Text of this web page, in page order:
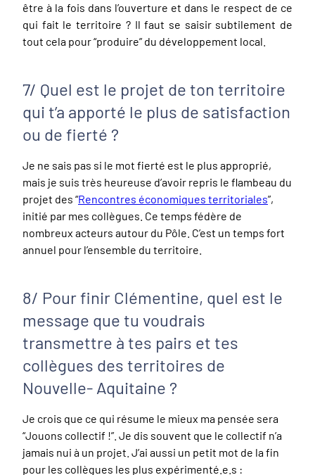
être à la fois dans l’ouverture et dans le respect de ce
qui fait le territoire ? Il faut se saisir subtilement de
tout cela pour “produire” du développement local.
7/ Quel est le projet de ton territoire
qui t’a apporté le plus de satisfaction
ou de fierté ?
Je ne sais pas si le mot fierté est le plus approprié,
mais je suis très heureuse d’avoir repris le flambeau du
projet des “Rencontres économiques territoriales”,
initié par mes collègues. Ce temps fédère de
nombreux acteurs autour du Pôle. C’est un temps fort
annuel pour l’ensemble du territoire.
8/ Pour finir Clémentine, quel est le
message que tu voudrais
transmettre à tes pairs et tes
collègues des territoires de
Nouvelle- Aquitaine ?
Je crois que ce qui résume le mieux ma pensée sera
“Jouons collectif !”. Je dis souvent que le collectif n’a
jamais nui à un projet. J’ai aussi un petit mot de la fin
pour les collègues les plus expérimenté.e.s :